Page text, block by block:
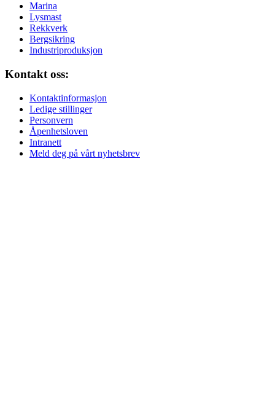
Marina
Lysmast
Rekkverk
Bergsikring
Industriproduksjon
Kontakt oss:
Kontaktinformasjon
Ledige stillinger
Personvern
Åpenhetsloven
Intranett
Meld deg på vårt nyhetsbrev